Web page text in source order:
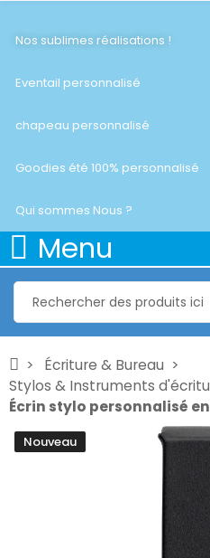
Nos sublimes réalisations !
Eventail personnalisé
chapeau personnalisé
Goodies été 100% personnalisé
Qui sommes Nous ?
Menu
Écriture & Bureau
Stylos & Instruments
Écrin stylo personnalisé
Nouveau